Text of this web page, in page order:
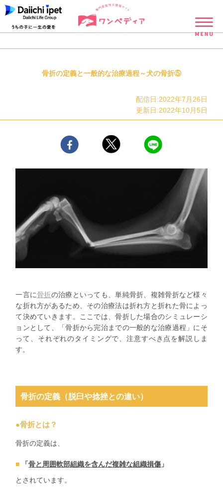
骨折の定義と一般的な治療過程～犬の骨折⑤
配信日:2022年7月26日
更新日:2022年10月5日
一言に骨折の治療といっても、単純骨折、複雑骨折など様々
な折れ方があるため、その治療法は折れ方と折れた骨によっ
て決めていきます。ここでは、骨折した場合のシミュレーシ
ョンとして、「骨折から完治までの一般的な治療過程」にそ
って、それぞれのタイミングで、注意すべき点を解説しま
す。
骨折の定義（脱臼や捻挫との違い）
●骨折とは？
骨折の定義は、
「骨と周囲軟部組織を含んだ複雑な組織損傷 」
とされています。